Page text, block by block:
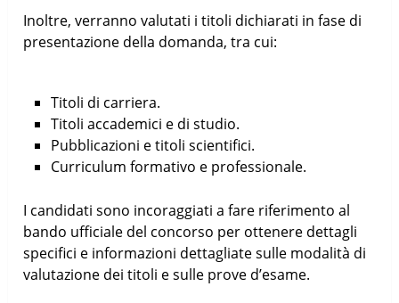
Inoltre, verranno valutati i titoli dichiarati in fase di
presentazione della domanda, tra cui:
Titoli di carriera.
Titoli accademici e di studio.
Pubblicazioni e titoli scientifici.
Curriculum formativo e professionale.
I candidati sono incoraggiati a fare riferimento al
bando ufficiale del concorso per ottenere dettagli
specifici e informazioni dettagliate sulle modalità di
valutazione dei titoli e sulle prove d’esame.